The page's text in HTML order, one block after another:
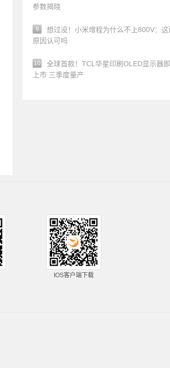
参数揭晓
9
想过没！小米增程为什么不上800V：这
原因认可吗
10
全球首款！TCL华星印刷OLED显示器
上市 三季度量产
IOS客户端下载